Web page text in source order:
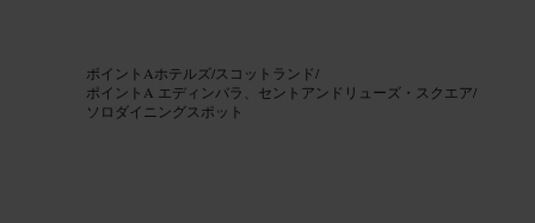
ポイントAホテルズ/スコットランド/
ポイントA エディンバラ、セントアンドリューズ・スクエア/
ソロダイニングスポット